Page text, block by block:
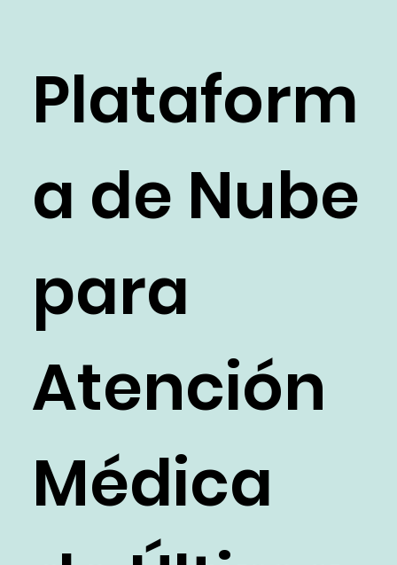
Plataform
a de Nube
para
Atención
Médica